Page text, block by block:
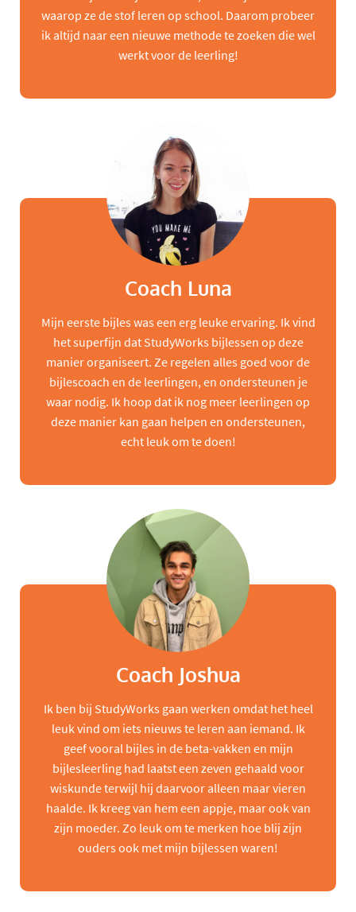
waarop ze de stof leren op school. Daarom probeer
ik altijd naar een nieuwe methode te zoeken die wel
werkt voor de leerling!
Coach Luna
Mijn eerste bijles was een erg leuke ervaring. Ik vind
het superfijn dat StudyWorks bijlessen op deze
manier organiseert. Ze regelen alles goed voor de
bijlescoach en de leerlingen, en ondersteunen je
waar nodig. Ik hoop dat ik nog meer leerlingen op
deze manier kan gaan helpen en ondersteunen,
echt leuk om te doen!
Coach Joshua
Ik ben bij StudyWorks gaan werken omdat het heel
leuk vind om iets nieuws te leren aan iemand. Ik
geef vooral bijles in de beta-vakken en mijn
bijlesleerling had laatst een zeven gehaald voor
wiskunde terwijl hij daarvoor alleen maar vieren
haalde. Ik kreeg van hem een appje, maar ook van
zijn moeder. Zo leuk om te merken hoe blij zijn
ouders ook met mijn bijlessen waren!